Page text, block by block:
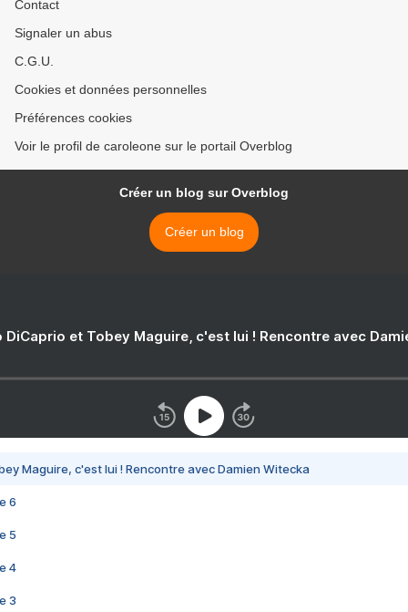
Contact
Signaler un abus
C.G.U.
Cookies et données personnelles
Préférences cookies
Voir le profil de caroleone sur le portail Overblog
Créer un blog sur Overblog
Créer un blog
DiCaprio et Tobey Maguire, c'est lui ! Rencontre avec
Maguire, c'est lui ! Rencontre avec Damien Witecka
6
5
4
3